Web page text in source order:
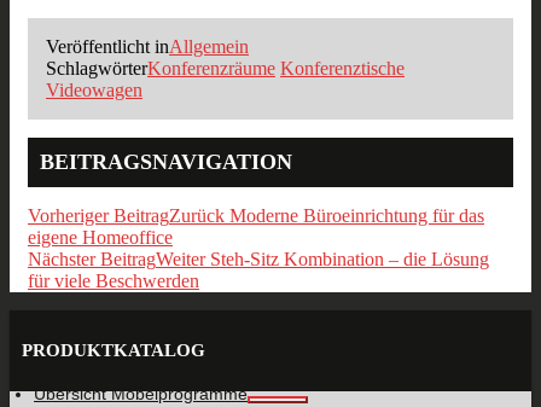
Veröffentlicht inAllgemein
SchlagwörterKonferenzräume Konferenztische
Videowagen
BEITRAGSNAVIGATION
Vorheriger BeitragZurück Moderne Büroeinrichtung für das
eigene Homeoffice
Nächster BeitragWeiter Steh-Sitz Kombination – die Lösung
für viele Beschwerden
PRODUKTKATALOG
Übersicht Möbelprogramme